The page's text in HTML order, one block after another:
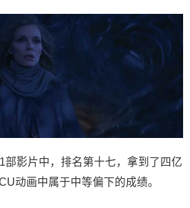
部影片中，排名第十七，拿到了四亿
动画中属于中等偏下的成绩。